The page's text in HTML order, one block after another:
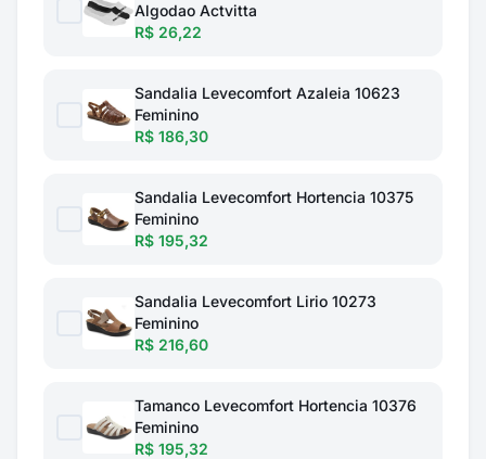
Algodao Actvitta
R$ 26,22
Sandalia Levecomfort Azaleia 10623
Feminino
R$ 186,30
Sandalia Levecomfort Hortencia 10375
Feminino
R$ 195,32
Sandalia Levecomfort Lirio 10273
Feminino
R$ 216,60
Tamanco Levecomfort Hortencia 10376
Feminino
R$ 195,32